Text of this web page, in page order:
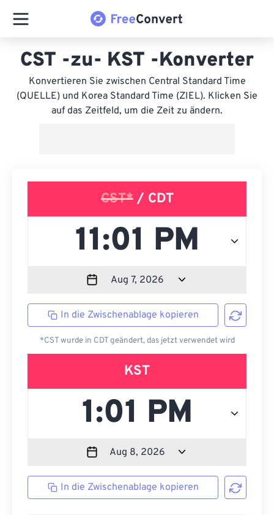
CST -zu- KST -Konverter
Konvertieren Sie zwischen Central Standard Time
(QUELLE) und Korea Standard Time (ZIEL). Klicken Sie
auf das Zeitfeld, um die Zeit zu ändern.
CST*/ CDT
In die Zwischenablage kopieren
*CST wurde in CDT geändert, das jetzt verwendet wird
KST
In die Zwischenablage kopieren